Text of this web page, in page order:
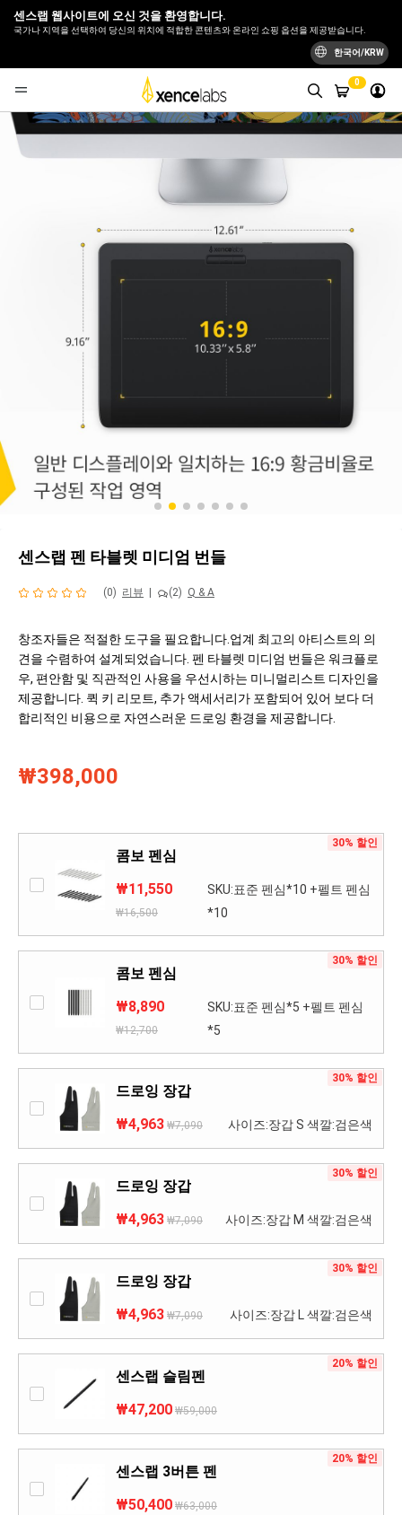
센스랩 웹사이트에 오신 것을 환영합니다.
국가나 지역을 선택하여 당신의 위치에 적합한 콘텐츠와 온라인 쇼핑 옵션을 제공받습니다.
한국어/KRW
0
센스랩 펜 타블렛 미디엄 번들
(0) 리뷰 (2) Q & A
창조자들은 적절한 도구을 필요합니다.업계 최고의 아티스트의 의
견을 수렴하여 설계되었습니다. 펜 타블렛 미디엄 번들은 워크플로
우, 편안함 및 직관적인 사용을 우선시하는 미니멀리스트 디자인을
제공합니다. 퀵 키 리모트, 추가 액세서리가 포함되어 있어 보다 더
합리적인 비용으로 자연스러운 드로잉 환경을 제공합니다.
₩398,000
30% 할인
콤보 펜심
₩11,550
₩16,500
SKU:표준 펜심*10 +펠트 펜심
*10
30% 할인
콤보 펜심
₩8,890
₩12,700
SKU:표준 펜심*5 +펠트 펜심
*5
30% 할인
드로잉 장갑
₩4,963 ₩7,090 사이즈:장갑 S 색깔:검은색
30% 할인
드로잉 장갑
₩4,963 ₩7,090 사이즈:장갑 M 색깔:검은색
30% 할인
드로잉 장갑
₩4,963 ₩7,090 사이즈:장갑 L 색깔:검은색
20% 할인
센스랩 슬림펜
₩47,200 ₩59,000
20% 할인
센스랩 3버튼 펜
₩50,400 ₩63,000